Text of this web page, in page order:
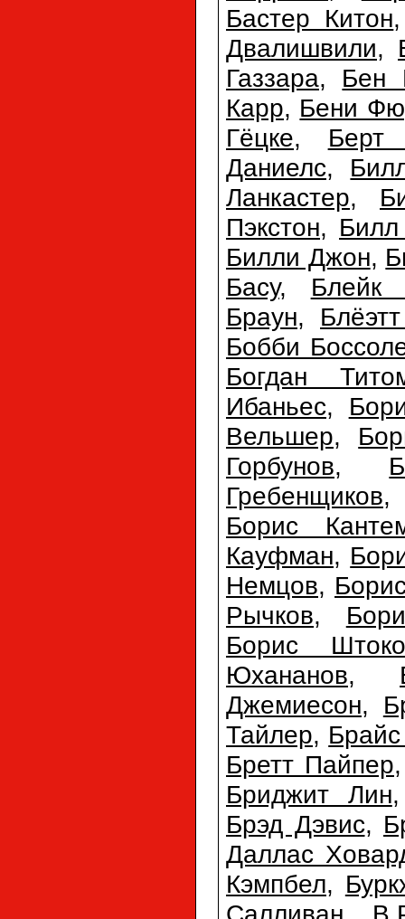
Бастер Китон
Двалишвили,
Газзара, Бен
Карр, Бени
Гёцке, Берт
Даниелс,
Ланкастер,
Пэкстон,
Билли Джон,
Басу, Блейк
Браун,
Бобби
Богдан
Ибаньес,
Вельшер,
Горбунов,
Гребенщиков
Борис
Кауфман,
Немцов,
Рычков,
Борис
Юхананов,
Джемиесон,
Тайлер,
Бретт Пайпер
Бриджит Лин
Брэд Дэвис,
Даллас
Кэмпбел,